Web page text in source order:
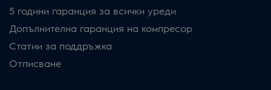
5 години гаранция за всички уреди
Допълнителна гаранция на компресор
Статии за поддръжка
Отписване